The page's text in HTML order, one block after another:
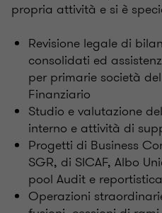
propria attività e si è
Revisione legale di
consolidati ed
per primarie società
Finanziario
Studio e valutazione
interno e attività di
Progetti di Business
SGR, di SICAF, Albo
pool Audit e
Operazioni